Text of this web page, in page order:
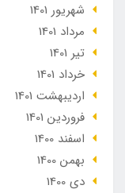
شهریور 1401
مرداد 1401
تير 1401
خرداد 1401
ارديبهشت 1401
فروردین 1401
اسفند 1400
بهمن 1400
دی 1400